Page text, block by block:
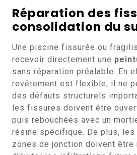
Réparation des
consolidation du
Une piscine fissurée ou
recevoir directement une
sans réparation préalable. En
revêtement est flexible, il ne
des défauts structurels
les fissures doivent être
puis rebouchées avec un
résine spécifique. De plus,
zones de jonction doivent être